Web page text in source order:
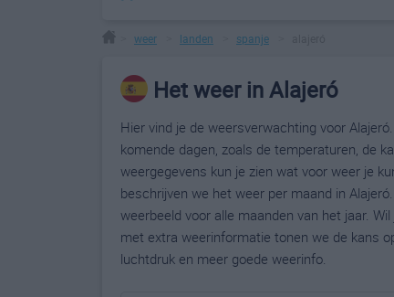
weer landen spanje
Het weer in Alajeró
Hier vind je de weersverwachting voor
komende dagen, zoals de temperaturen, de
weergegevens kun je zien wat voor weer je
beschrijven we het weer per maand in
weerbeeld voor alle maanden van het jaar.
met extra weerinformatie tonen we de kans
luchtdruk en meer goede weerinfo.